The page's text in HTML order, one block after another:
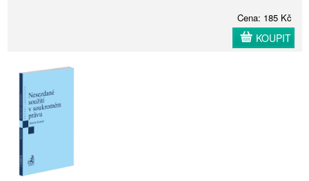
Cena: 185 Kč
KOUPIT